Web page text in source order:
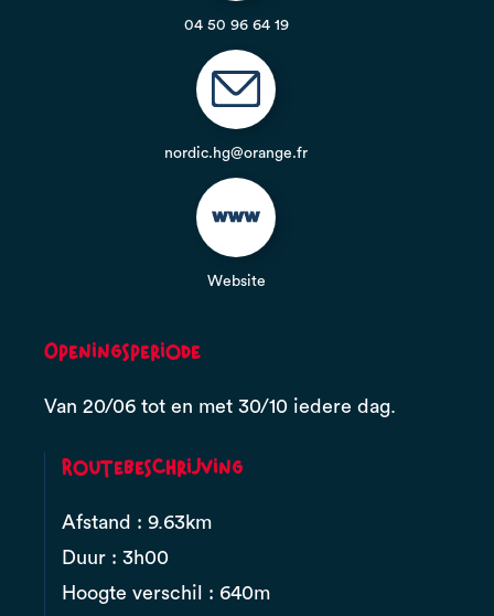
04 50 96 64 19
nordic.hg@orange.fr
Website
Openingsperiode
Van 20/06 tot en met 30/10 iedere dag.
Routebeschrijving
Afstand : 9.63km
Duur : 3h00
Hoogte verschil : 640m